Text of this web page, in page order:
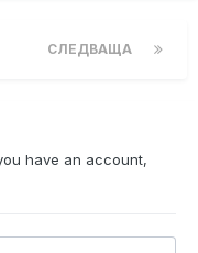
СЛЕДВАЩА
have an account,